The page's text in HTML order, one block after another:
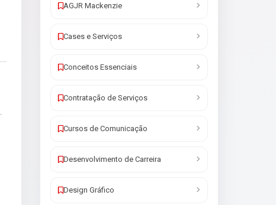
AGJR Mackenzie
Cases e Serviços
Conceitos Essenciais
Contratação de Serviços
Cursos de Comunicação
Desenvolvimento de Carreira
Design Gráfico